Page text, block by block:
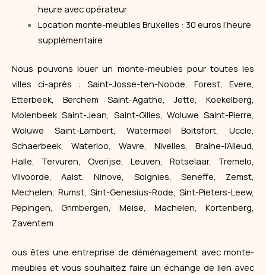
heure avec opérateur
Location monte-meubles Bruxelles : 30 euros l’heure
supplémentaire
Nous pouvons louer un monte-meubles pour toutes les
villes ci-après : Saint-Josse-ten-Noode, Forest, Evere,
Etterbeek, Berchem Saint-Agathe, Jette, Koekelberg,
Molenbeek Saint-Jean, Saint-Gilles, Woluwe Saint-Pierre,
Woluwe Saint-Lambert, Watermael Boitsfort, Uccle,
Schaerbeek, Waterloo, Wavre, Nivelles, Braine-l’Alleud,
Halle, Tervuren, Overijse, Leuven, Rotselaar, Tremelo,
Vilvoorde, Aaist, Ninove, Soignies, Seneffe, Zemst,
Mechelen, Rumst, Sint-Genesius-Rode, Sint-Pieters-Leew,
Pepingen, Grimbergen, Meise, Machelen, Kortenberg,
Zaventem
ous êtes une entreprise de déménagement avec monte-
meubles et vous souhaitez faire un échange de lien avec